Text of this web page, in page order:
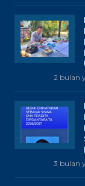
2 bulan
3 bulan